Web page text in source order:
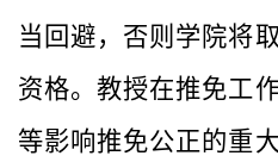
当回避，否则学院将
资格。教授在推免工
等影响推免公正的重